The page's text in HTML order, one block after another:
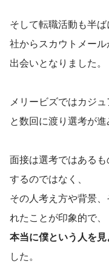
そして転職活動も半
社からスカウトメー
出会いとなりました。
メリービズではカジ
と数回に渡り選考が進
面接は選考ではある
するのではなく、
その人考え方や背景
れたことが印象的で、
本当に僕という人を
した。